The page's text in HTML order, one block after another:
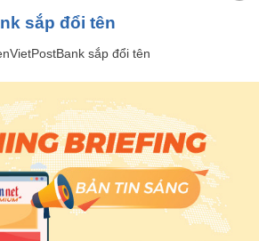
sắp đổi tên
sắp đổi tên